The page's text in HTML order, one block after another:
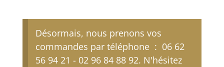
Désormais, nous prenons vos
commandes par téléphone : 06 62
56 94 21 - 02 96 84 88 92. N'hésitez